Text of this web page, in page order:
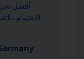
أفضل
الاهتمام